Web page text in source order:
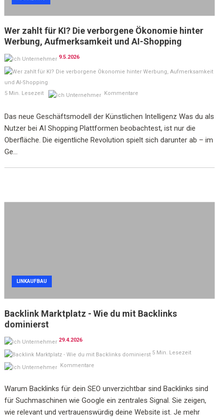
Wer zahlt für KI? Die verborgene Ökonomie hinter
Werbung, Aufmerksamkeit und AI-Shopping
9.5.2026
5 Min. Lesezeit Kommentare
Das neue Geschäftsmodell der Künstlichen Intelligenz Was du als
Nutzer bei AI Shopping Plattformen beobachtest, ist nur die
Oberfläche. Die eigentliche Revolution spielt sich darunter ab – im
Ge...
LINKAUFBAU
Backlink Marktplatz - Wie du mit Backlinks
dominierst
29.4.2026
5 Min. Lesezeit
Kommentare
Warum Backlinks für dein SEO unverzichtbar sind Backlinks sind
für Suchmaschinen wie Google ein zentrales Signal. Sie zeigen,
wie relevant und vertrauenswürdig deine Website ist. Je mehr